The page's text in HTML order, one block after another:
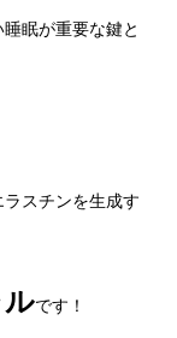
眠が重要な鍵と
スチンを生成す
です！